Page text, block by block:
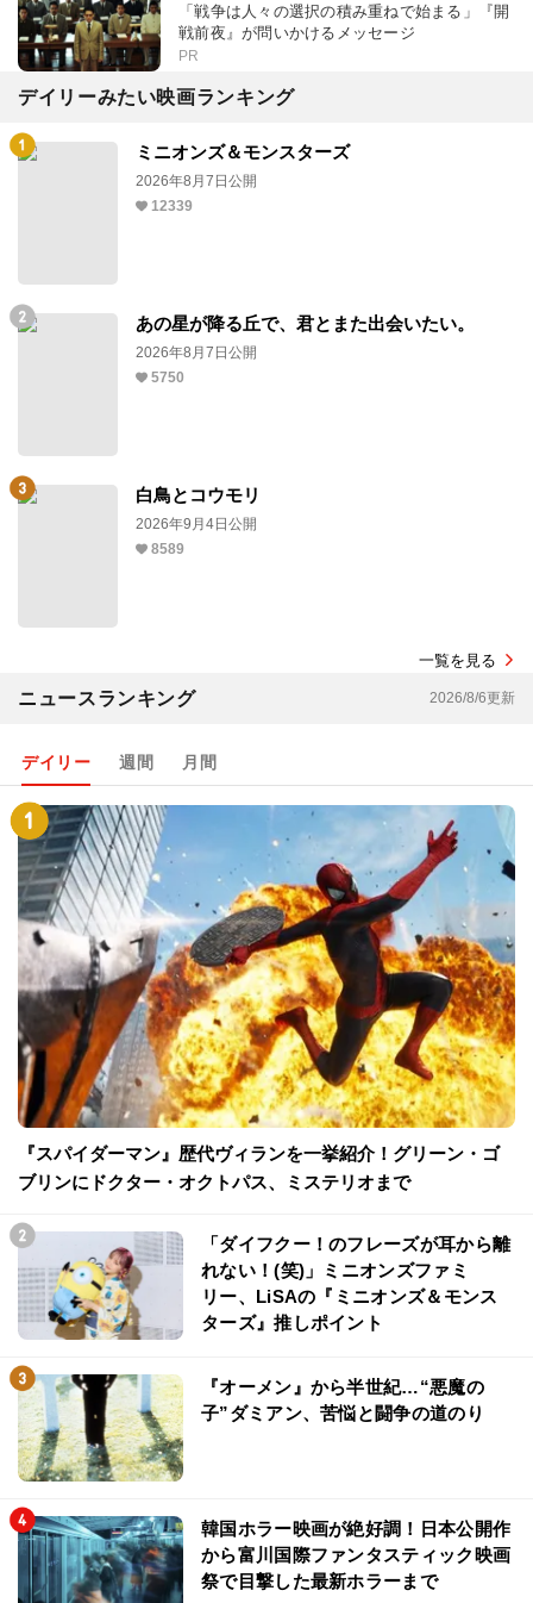
「戦争は人々の選択の積み重ねで始まる」『開
戦前夜』が問いかけるメッセージ
PR
デイリーみたい映画ランキング
ミニオンズ＆モンスターズ
2026年8月7日公開
12339
あの星が降る丘で、君とまた出会いたい。
2026年8月7日公開
5750
白鳥とコウモリ
2026年9月4日公開
8589
一覧を見る
ニュースランキング 2026/8/6更新
デイリー 週間 月間
『スパイダーマン』歴代ヴィランを一挙紹介！グリーン・ゴ
ブリンにドクター・オクトパス、ミステリオまで
「ダイフクー！のフレーズが耳から離
れない！(笑)」ミニオンズファミ
リー、LiSAの『ミニオンズ＆モンス
ターズ』推しポイント
『オーメン』から半世紀…“悪魔の
子”ダミアン、苦悩と闘争の道のり
韓国ホラー映画が絶好調！日本公開作
から富川国際ファンタスティック映画
祭で目撃した最新ホラーまで